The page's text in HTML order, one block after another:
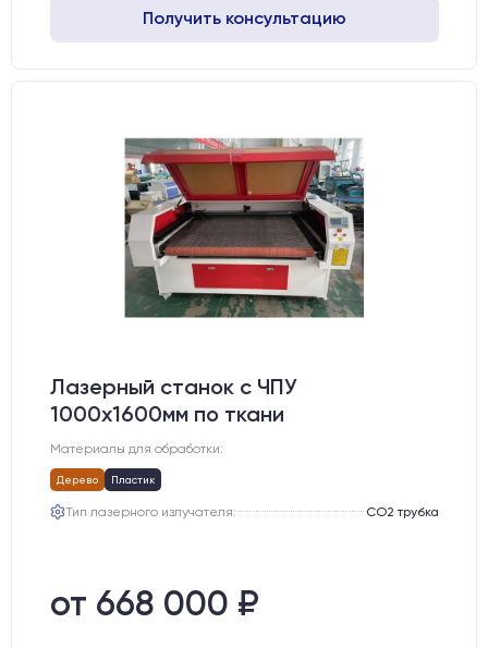
Получить консультацию
Лазерный станок c ЧПУ
1000х1600мм по ткани
Материалы для обработки:
Дерево Пластик
Тип лазерного излучателя: СО2 трубка
от 668 000 ₽